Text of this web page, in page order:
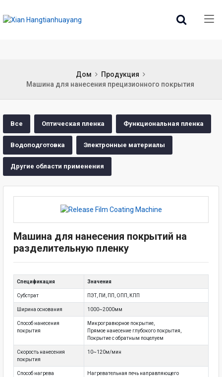
Дом
Продукция
Машина для нанесения прецизионного покрытия
Все Оптическая пленка Функциональная пленка
Водоподготовка Электронные материалы
Другие области применения
Машина для нанесения покрытий на
разделительную пленку
Спецификация Значения
Субстрат ПЭТ, ПИ, ПП, ОПП, КПП
Ширина основания 1000~2000мм
Способ нанесения
покрытия
Микрогравюрное покрытие,
Прямое нанесение глубокого покрытия,
Покрытие с обратным поцелуем
Скорость нанесения
покрытия
10~120м/мин
Способ нагрева
Нагревательная печь направляющего